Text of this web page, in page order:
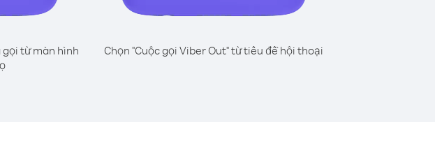
từ màn hình
Chọn "Cuộc gọi Viber Out" từ tiêu đề hội thoại